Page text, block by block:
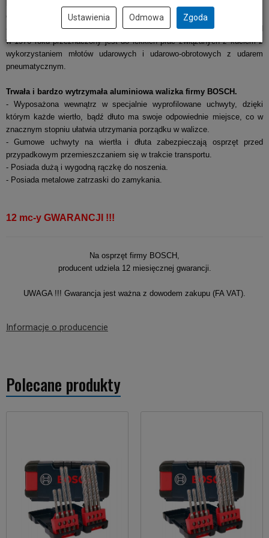
cegła, mur, tynk, itp.​
- Chwyt SDS-Plus został stworzony i opatentowany przez firmę BOSCH
w 1976 roku przeznaczony jest do lekkich prac związanych z kuciem z
wykorzystaniem młotów udarowych i udarowo-obrotowych z udarem
pneumatycznym.
Trwała i bardzo wytrzymała aluminiowa walizka firmy BOSCH.
- Wyposażona wewnątrz w specjalnie wyprofilowane uchwyty, dzięki
którym każde wiertło, bądź dłuto ma swoje odpowiednie miejsce, co w
znacznym stopniu ułatwia utrzymania porządku w walizce.
- Gumowe uchwyty na wiertła i dłuta zabezpieczają osprzęt przed
przypadkowym przemieszczaniem się w trakcie transportu.
- Posiada dużą i wygodną rączkę do noszenia.
- Posiada metalowe zatrzaski do zamykania.
12 mc-y GWARANCJI !!!
Na osprzęt firmy BOSCH,
producent udziela 12 miesięcznej gwarancji.
UWAGA !!! Gwarancja jest ważna z dowodem zakupu (FA VAT).
Informacje o producencie
Polecane produkty
Ustawienia Odmowa Zgoda